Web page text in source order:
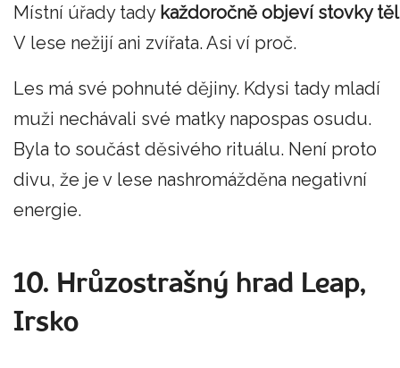
Místní úřady tady každoročně objeví stovky
V lese nežijí ani zvířata. Asi ví proč.
Les má své pohnuté dějiny. Kdysi tady mladí
muži nechávali své matky napospas osudu.
Byla to součást děsivého rituálu. Není proto
divu, že je v lese nashromážděna negativní
energie.
10. Hrůzostrašný hrad Leap,
Irsko